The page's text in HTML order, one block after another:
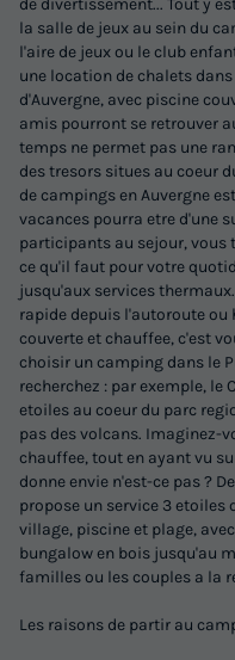
la salle de jeux au sein du
l'aire de jeux ou le club
une location de chalets
d'Auvergne, avec piscine
amis pourront se retrouver
temps ne permet pas une
des tresors situes au coeur
de campings en Auvergne
vacances pourra etre d'une
participants au sejour, vous
ce qu'il faut pour votre
jusqu'aux services
rapide depuis l'autoroute ou
couverte et chauffee, c'est
choisir un camping dans le
recherchez : par exemple, le
etoiles au coeur du parc
pas des volcans. Imaginez-
chauffee, tout en ayant vu
donne envie n'est-ce pas ?
propose un service 3
village, piscine et plage,
bungalow en bois jusqu'au
familles ou les couples a la
Les raisons de partir au